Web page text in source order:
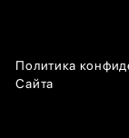
Политика
Сайта